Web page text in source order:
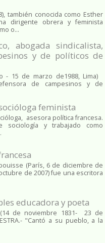
también conocida como Esther
dirigente obrera y feminista
o...
abogada sindicalista,
y de políticos de
- 15 de marzo de1988, Lima)
de campesinos y de
feminista
asesora política francesa.
sociología y trabajado como
(París, 6 de diciembre de
de 2007) fue una escritora
educadora y poeta
de noviembre 1831- 23 de
"Cantó a su pueblo, a la